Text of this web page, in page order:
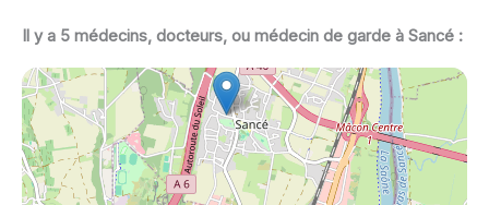
Il y a 5 médecins, docteurs, ou médecin de garde à Sancé :